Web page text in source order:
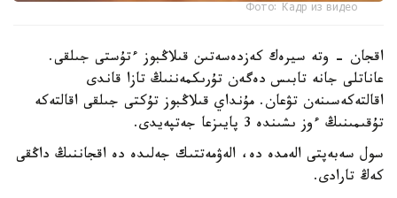
Фото: Кадр из видео
اقجان - وتە سيرەك كەزدەسەتىن قىلاڭبوز ءتۇستى جىلقى.
عاناتلى جانە تابىس دەگەن تۇرىكمەننىڭ تازا قاندى
اقالتەكەسىنەن تۋعان. مۇنداي قىلاڭبوز تۇكتى جىلقى اقالتەكە
تۇقىمىنىڭ ءوز ىشىندە 3 پايىزعا جەتپەيدى.
سول سەبەپتى الەمدە دە، الەۋمەتتىك جەلىدە دە اقجاننىڭ داڭقى
كەڭ تارادى.